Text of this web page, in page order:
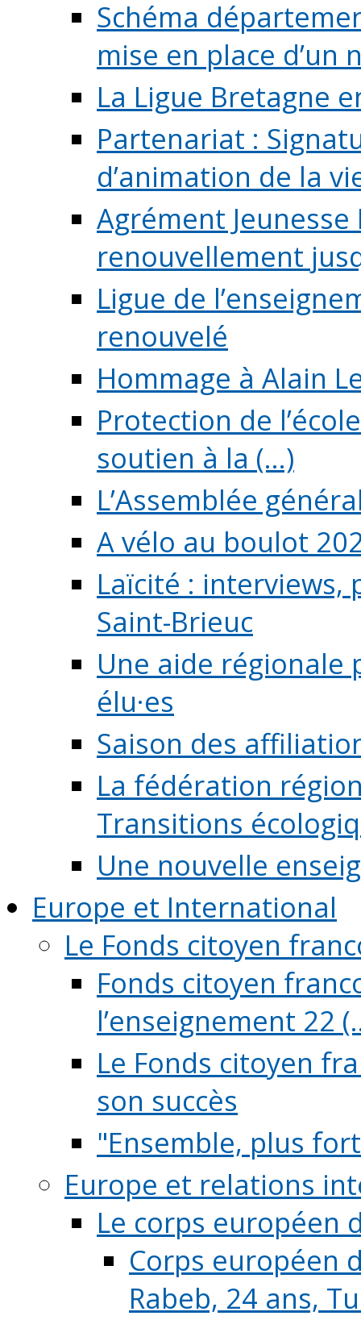
Schéma
mise en place d’un
La Ligue Bretagne
Partenariat :
d’animation de la
Agrément
renouvellement
Ligue de
renouvelé
Hommage à Alain
Protection de
soutien à la (...)
L’Assemblée
A vélo au boulot
Laïcité :
Saint-Brieuc
Une aide régionale
élu·es
Saison des
La fédération
Transitions
Une nouvelle
Europe et International
Le Fonds citoyen
Fonds citoyen
l’enseignement 22
Le Fonds citoyen
son succès
"Ensemble, plus
Europe et relations
Le corps européen
Corps européen
Rabeb, 24 ans,